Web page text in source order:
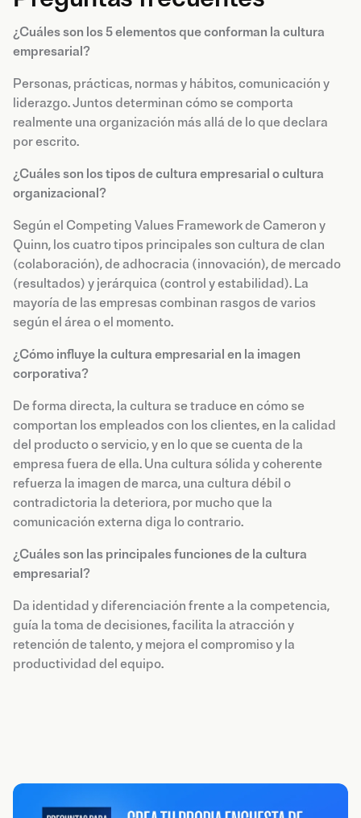
¿Cuáles son los 5 elementos que conforman la cultura
empresarial?
Personas, prácticas, normas y hábitos, comunicación y
liderazgo. Juntos determinan cómo se comporta
realmente una organización más allá de lo que declara
por escrito.
¿Cuáles son los tipos de cultura empresarial o cultura
organizacional?
Según el Competing Values Framework de Cameron y
Quinn, los cuatro tipos principales son cultura de clan
(colaboración), de adhocracia (innovación), de mercado
(resultados) y jerárquica (control y estabilidad). La
mayoría de las empresas combinan rasgos de varios
según el área o el momento.
¿Cómo influye la cultura empresarial en la imagen
corporativa?
De forma directa, la cultura se traduce en cómo se
comportan los empleados con los clientes, en la calidad
del producto o servicio, y en lo que se cuenta de la
empresa fuera de ella. Una cultura sólida y coherente
refuerza la imagen de marca, una cultura débil o
contradictoria la deteriora, por mucho que la
comunicación externa diga lo contrario.
¿Cuáles son las principales funciones de la cultura
empresarial?
Da identidad y diferenciación frente a la competencia,
guía la toma de decisiones, facilita la atracción y
retención de talento, y mejora el compromiso y la
productividad del equipo.